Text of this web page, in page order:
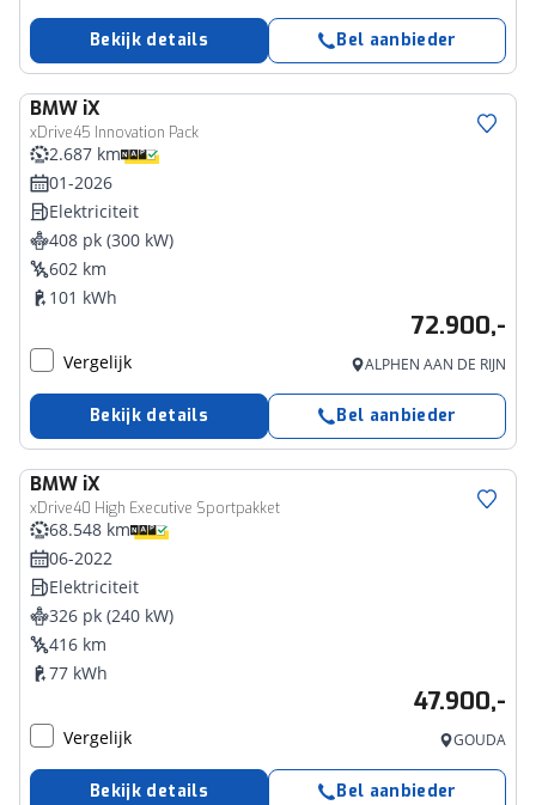
Bekijk details Bel aanbieder
BMW iX
xDrive45 Innovation Pack
2.687 km
01-2026
Elektriciteit
408 pk (300 kW)
602 km
101 kWh
72.900,-
Vergelijk ALPHEN AAN DE RIJN
Bekijk details Bel aanbieder
BMW iX
xDrive40 High Executive Sportpakket
68.548 km
06-2022
Elektriciteit
326 pk (240 kW)
416 km
77 kWh
47.900,-
Vergelijk GOUDA
Bekijk details Bel aanbieder